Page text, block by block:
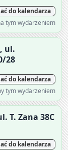
do kalendarza
tym wydarzeniem
ul.
28
do kalendarza
tym wydarzeniem
T. Zana 38C
do kalendarza